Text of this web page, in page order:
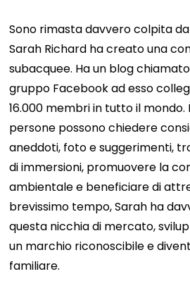
Sono rimasta davvero colpita
Sarah Richard ha creato una
subacquee. Ha un blog
gruppo Facebook ad esso
16.000 membri in tutto il mondo.
persone possono chiedere
aneddoti, foto e suggerimenti,
di immersioni, promuovere la
ambientale e beneficiare di
brevissimo tempo, Sarah ha
questa nicchia di mercato,
un marchio riconoscibile e
familiare.